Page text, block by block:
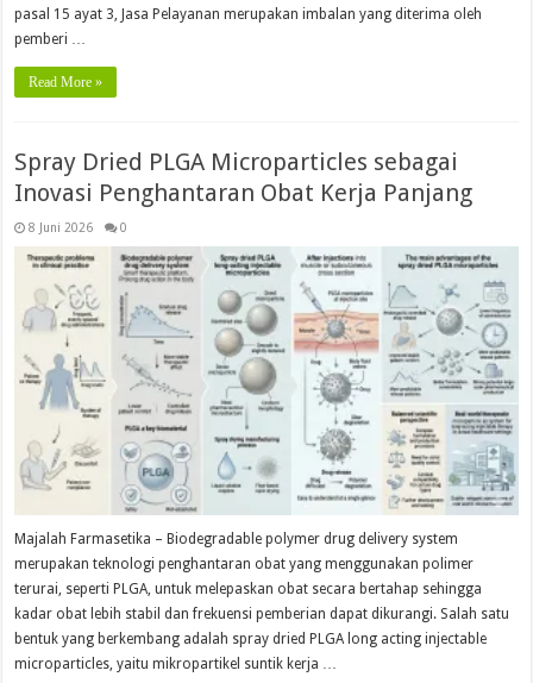
pasal 15 ayat 3, Jasa Pelayanan merupakan imbalan yang diterima oleh
pemberi …
Read More »
Spray Dried PLGA Microparticles sebagai
Inovasi Penghantaran Obat Kerja Panjang
8 Juni 2026 0
Majalah Farmasetika – Biodegradable polymer drug delivery system
merupakan teknologi penghantaran obat yang menggunakan polimer
terurai, seperti PLGA, untuk melepaskan obat secara bertahap sehingga
kadar obat lebih stabil dan frekuensi pemberian dapat dikurangi. Salah satu
bentuk yang berkembang adalah spray dried PLGA long acting injectable
microparticles, yaitu mikropartikel suntik kerja …